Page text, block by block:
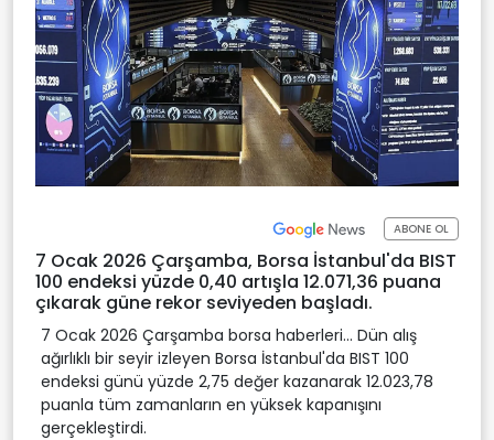
ABONE OL
7 Ocak 2026 Çarşamba, Borsa İstanbul'da BIST
100 endeksi yüzde 0,40 artışla 12.071,36 puana
çıkarak güne rekor seviyeden başladı.
7 Ocak 2026 Çarşamba borsa haberleri... Dün alış
ağırlıklı bir seyir izleyen Borsa İstanbul'da BIST 100
endeksi günü yüzde 2,75 değer kazanarak 12.023,78
puanla tüm zamanların en yüksek kapanışını
gerçekleştirdi.